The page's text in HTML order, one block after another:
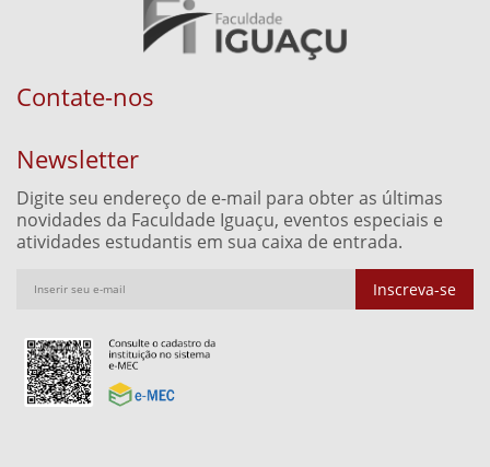
Contate-nos
Newsletter
Digite seu endereço de e-mail para obter as últimas
novidades da Faculdade Iguaçu, eventos especiais e
atividades estudantis em sua caixa de entrada.
Inscreva-se